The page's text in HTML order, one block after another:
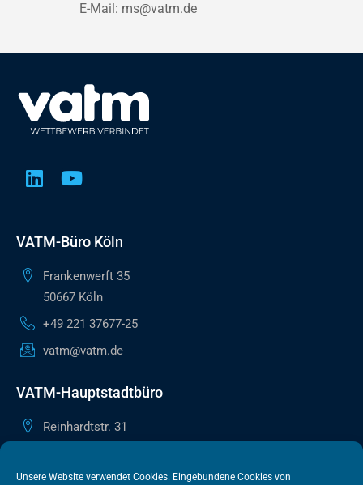
Unsere Website verwendet Cookies. Eingebundene Cookies von
E-Mail: ms@vatm.de
VATM-Büro Köln
Frankenwerft 35
50667 Köln
+49 221 37677-25
vatm@vatm.de
VATM-Hauptstadtbüro
Reinhardtstr. 31
+49 30 505615-38